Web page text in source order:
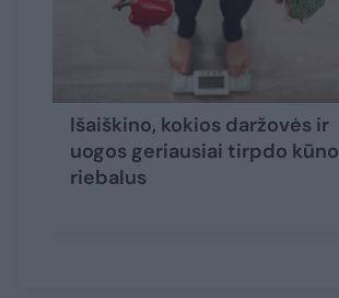
Išaiškino, kokios daržovės ir
uogos geriausiai tirpdo kūno
riebalus